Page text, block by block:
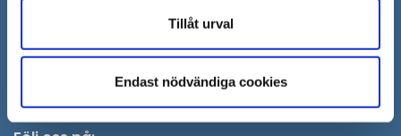
Tillåt urval
Endast nödvändiga cookies
Skicka faktura till Södertälje kommun
PersonalingångÖppna
i